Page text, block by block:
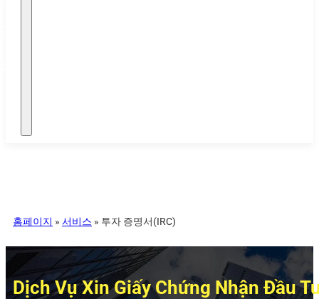
홈페이지 » 서비스 » 투자 증명서(IRC)
Dịch Vụ Xin Giấy Chứng Nhận Đầu